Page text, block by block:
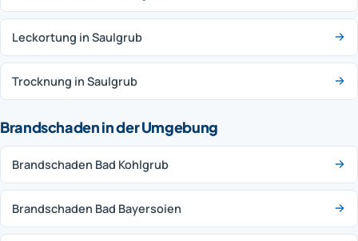
Leckortung in Saulgrub
Trocknung in Saulgrub
Brandschaden in der Umgebung
Brandschaden Bad Kohlgrub
Brandschaden Bad Bayersoien